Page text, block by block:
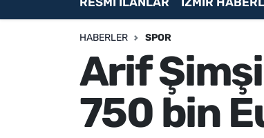
HABERLER SPOR
Arif
750 bin
İletişim